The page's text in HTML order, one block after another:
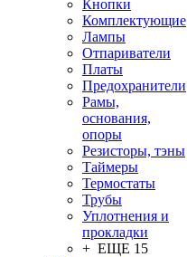
Кнопки
Комплектующие
Лампы
Отпариватели
Платы
Предохранители
Рамы,
основания,
опоры
Резисторы, тэны
Таймеры
Термостаты
Трубы
Уплотнения и
прокладки
+ ЕЩЕ 15